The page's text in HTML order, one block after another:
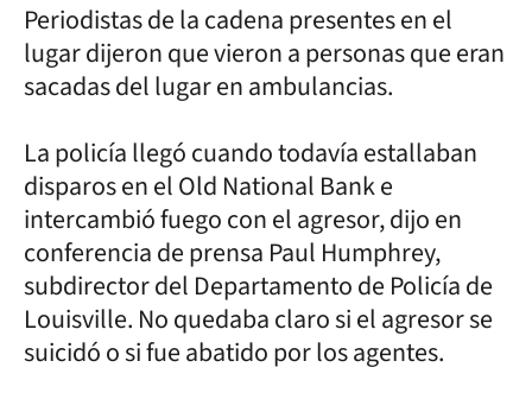
Periodistas de la cadena presentes en el
lugar dijeron que vieron a personas que eran
sacadas del lugar en ambulancias.
La policía llegó cuando todavía estallaban
disparos en el Old National Bank e
intercambió fuego con el agresor, dijo en
conferencia de prensa Paul Humphrey,
subdirector del Departamento de Policía de
Louisville. No quedaba claro si el agresor se
suicidó o si fue abatido por los agentes.